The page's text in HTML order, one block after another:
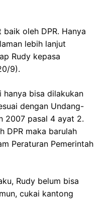
baik oleh DPR. Hanya
lebih lanjut
Rudy kepasa
9).
hanya bisa dilakukan
dengan Undang-
2007 pasal 4 ayat 2.
DPR maka barulah
Peraturan Pemerintah
Rudy belum bisa
cukai kantong